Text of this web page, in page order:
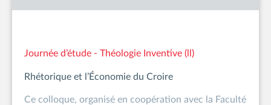
Journée d’étude - Théologie Inventive (ll)
Rhétorique et l’Économie du Croire
Ce colloque, organisé en coopération avec la Faculté